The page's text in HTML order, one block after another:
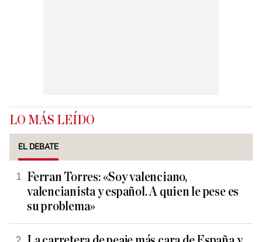
LO MÁS LEÍDO
EL DEBATE
Ferran Torres: «Soy valenciano,
valencianista y español. A quien le pese es
su problema»